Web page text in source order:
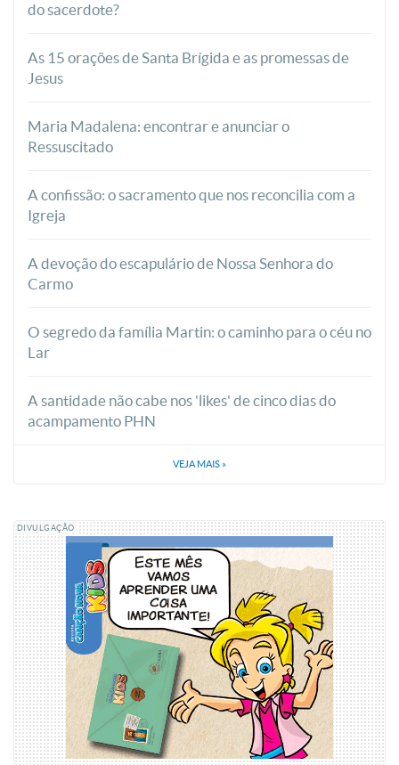
do sacerdote?
As 15 orações de Santa Brígida e as promessas de
Jesus
Maria Madalena: encontrar e anunciar o
Ressuscitado
A confissão: o sacramento que nos reconcilia com a
Igreja
A devoção do escapulário de Nossa Senhora do
Carmo
O segredo da família Martin: o caminho para o céu no
Lar
A santidade não cabe nos 'likes' de cinco dias do
acampamento PHN
VEJA MAIS »
DIVULGAÇÃO